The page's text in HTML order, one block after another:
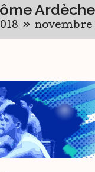
Ardèche
» novembre